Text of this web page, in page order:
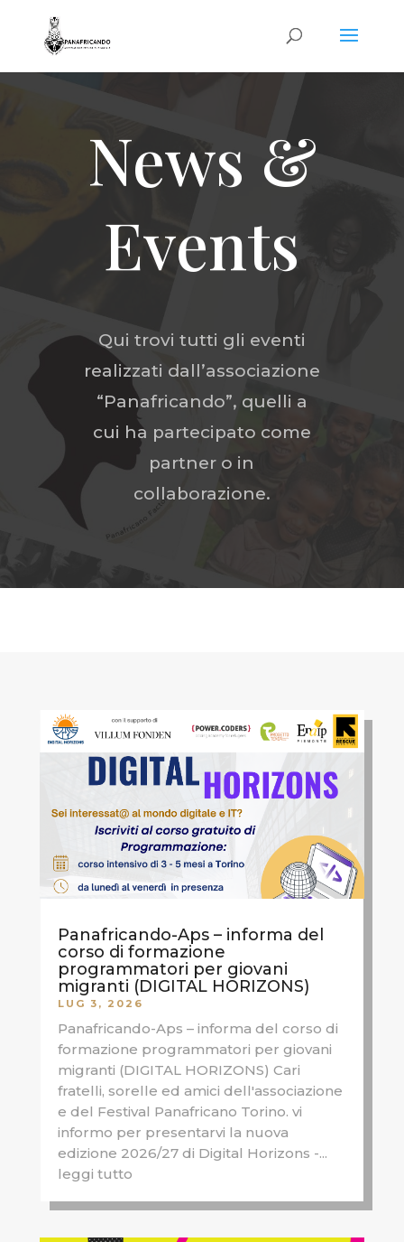
News &
Events
Qui trovi tutti gli eventi
realizzati dall’associazione
“Panafricando”, quelli a
cui ha partecipato come
partner o in
collaborazione.
Panafricando-Aps – informa del
corso di formazione
programmatori per giovani
migranti (DIGITAL HORIZONS)
LUG 3, 2026
Panafricando-Aps – informa del corso di
formazione programmatori per giovani
migranti (DIGITAL HORIZONS) Cari
fratelli, sorelle ed amici dell'associazione
e del Festival Panafricano Torino. vi
informo per presentarvi la nuova
edizione 2026/27 di Digital Horizons -...
leggi tutto